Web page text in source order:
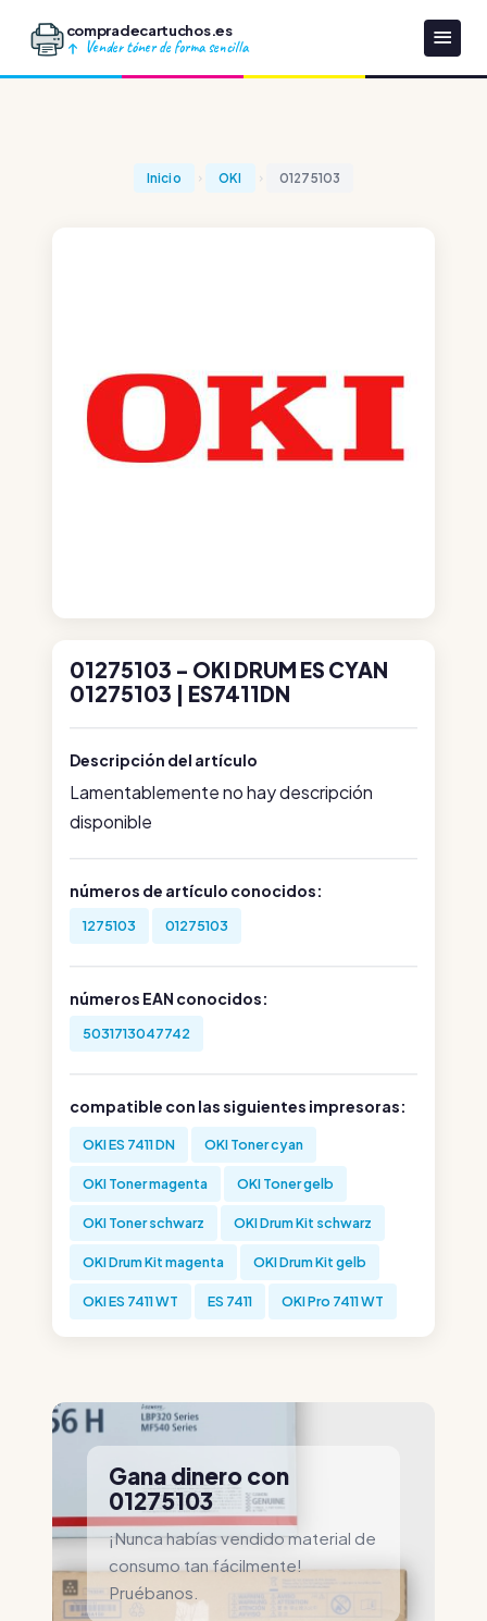
compradecartuchos.es
Vender tóner de forma sencilla
Inicio OKI 01275103
01275103 - OKI DRUM ES CYAN
01275103 | ES7411DN
Descripción del artículo
Lamentablemente no hay descripción
disponible
números de artículo conocidos:
1275103 01275103
números EAN conocidos:
5031713047742
compatible con las siguientes impresoras:
OKI ES 7411 DN OKI Toner cyan
OKI Toner magenta OKI Toner gelb
OKI Toner schwarz OKI Drum Kit schwarz
OKI Drum Kit magenta OKI Drum Kit gelb
OKI ES 7411 WT ES 7411 OKI Pro 7411 WT
Gana dinero con
01275103
¡Nunca habías vendido material de
consumo tan fácilmente!
Pruébanos.